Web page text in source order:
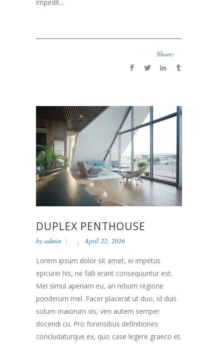
impedit...
Share:
DUPLEX PENTHOUSE
by admin April 22, 2016
Lorem ipsum dolor sit amet, ei impetus
epicurei his, ne falli erant consequuntur est.
Mei simul aperiam eu, an rebum regione
ponderum mel. Facer placerat ut duo, id duis
solum maiorum vis, vim autem semper
docendi cu. Pro forensibus definitiones
concludaturque ex, quo case legere graeco et.